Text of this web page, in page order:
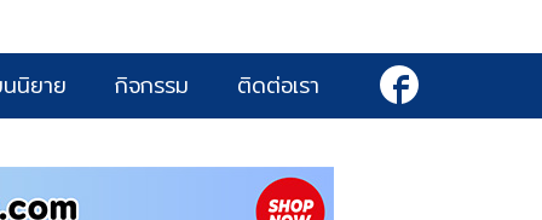
นิยาย กิจกรรม ติดต่อเรา